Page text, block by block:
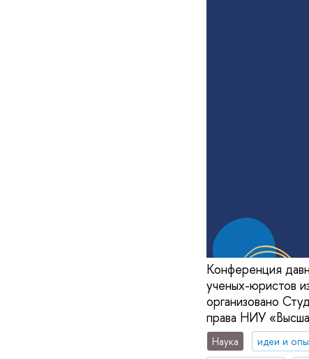
Конференция
ученых-юристов
организовано
права НИУ
Наука идеи и